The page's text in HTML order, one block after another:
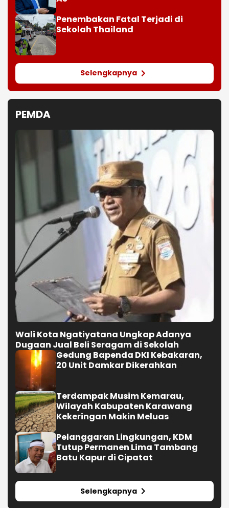
Penembakan Fatal Terjadi di
Sekolah Thailand
Selengkapnya
PEMDA
Wali Kota Ngatiyatana Ungkap Adanya
Dugaan Jual Beli Seragam di Sekolah
Gedung Bapenda DKI Kebakaran,
20 Unit Damkar Dikerahkan
Terdampak Musim Kemarau,
Wilayah Kabupaten Karawang
Kekeringan Makin Meluas
Pelanggaran Lingkungan, KDM
Tutup Permanen Lima Tambang
Batu Kapur di Cipatat
Selengkapnya